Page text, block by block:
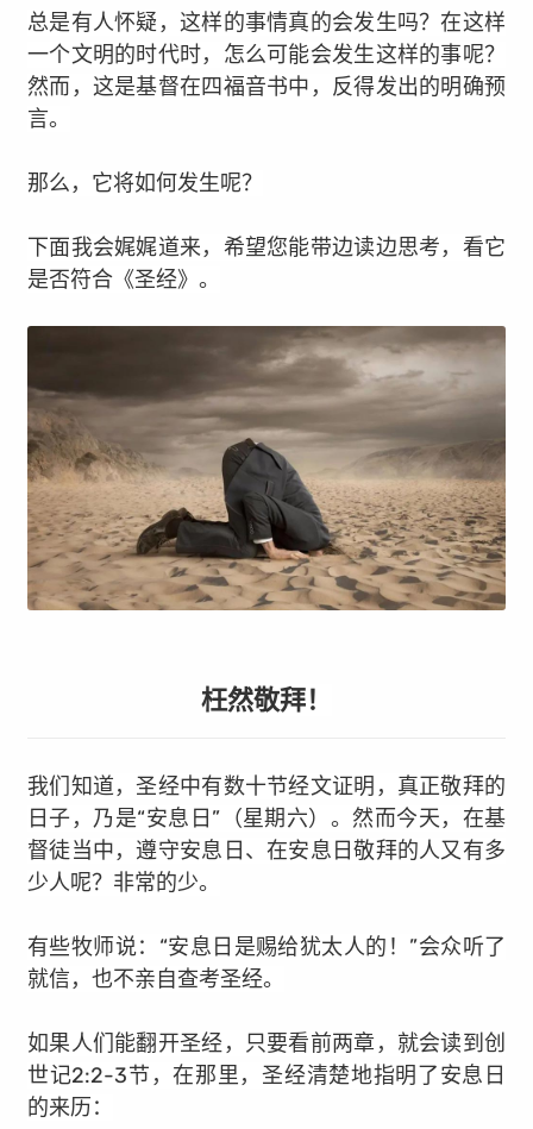
总是有人怀疑，这样的事情真的会发生吗？在这样
一个文明的时代时，怎么可能会发生这样的事呢？
然而，这是基督在四福音书中，反得发出的明确预
言。
那么，它将如何发生呢？
下面我会娓娓道来，希望您能带边读边思考，看它
是否符合《圣经》。
枉然敬拜！
我们知道，圣经中有数十节经文证明，真正敬拜的
日子，乃是“安息日”（星期六）。然而今天，在基
督徒当中，遵守安息日、在安息日敬拜的人又有多
少人呢？非常的少。
有些牧师说：“安息日是赐给犹太人的！”会众听了
就信，也不亲自查考圣经。
如果人们能翻开圣经，只要看前两章，就会读到创
世记2:2-3节，在那里，圣经清楚地指明了安息日
的来历：